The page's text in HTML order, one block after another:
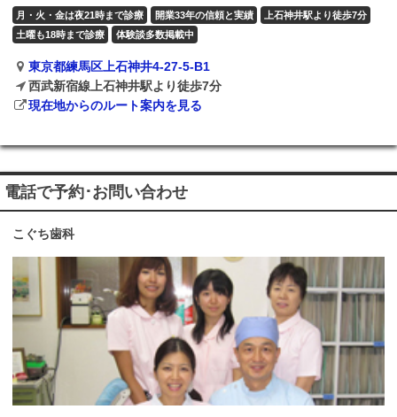
月・火・金は夜21時まで診療 開業33年の信頼と実績
上石神井駅より徒歩7分
土曜も18時まで診療
体験談多数掲載中
東京都練馬区上石神井4-27-5-B1
西武新宿線上石神井駅より徒歩7分
現在地からのルート案内を見る
電話で予約･お問い合わせ
こぐち歯科